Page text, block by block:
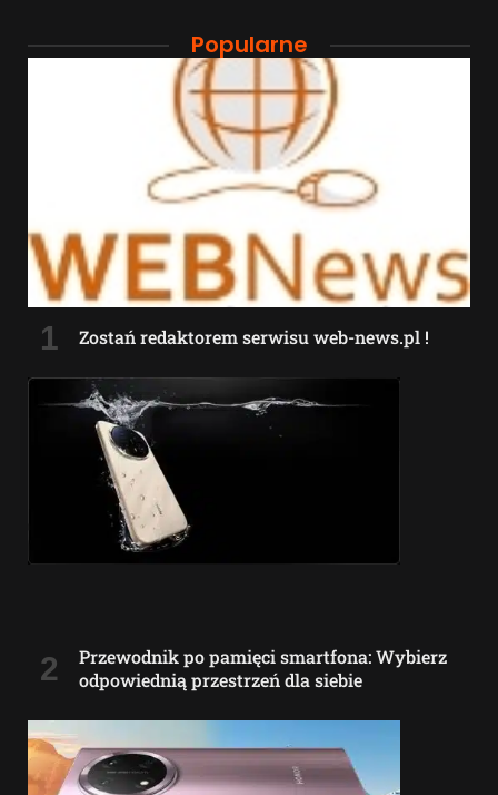
Popularne
Zostań redaktorem serwisu web-news.pl !
Przewodnik po pamięci smartfona: Wybierz
odpowiednią przestrzeń dla siebie